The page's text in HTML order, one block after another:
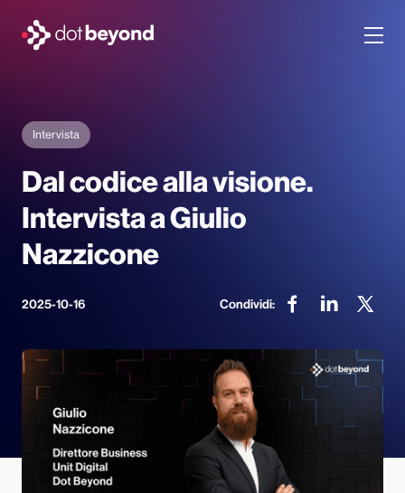
Intervista
Dal codice alla visione.
Intervista a Giulio
Nazzicone
2025-10-16 Condividi:
what we do
portfolio
dot labs
lavora con noi
it